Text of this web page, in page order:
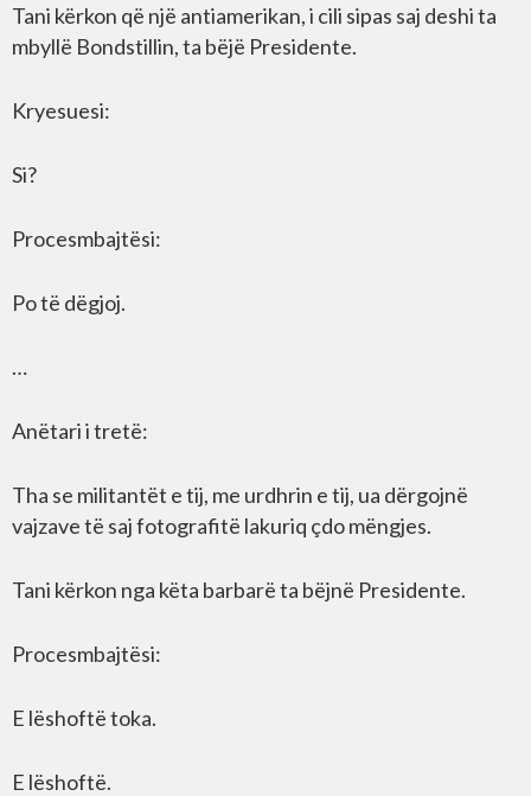
Tani kërkon që një antiamerikan, i cili sipas saj deshi ta
mbyllë Bondstillin, ta bëjë Presidente.
Kryesuesi:
Si?
Procesmbajtësi:
Po të dëgjoj.
…
Anëtari i tretë:
Tha se militantët e tij, me urdhrin e tij, ua dërgojnë
vajzave të saj fotografitë lakuriq çdo mëngjes.
Tani kërkon nga këta barbarë ta bëjnë Presidente.
Procesmbajtësi:
E lëshoftë toka.
E lëshoftë.